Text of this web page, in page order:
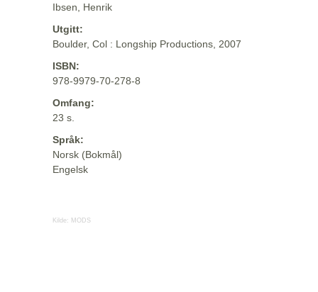
Ibsen, Henrik
Utgitt:
Boulder, Col : Longship Productions, 2007
ISBN:
978-9979-70-278-8
Omfang:
23 s.
Språk:
Norsk (Bokmål)
Engelsk
Kilde: MODS